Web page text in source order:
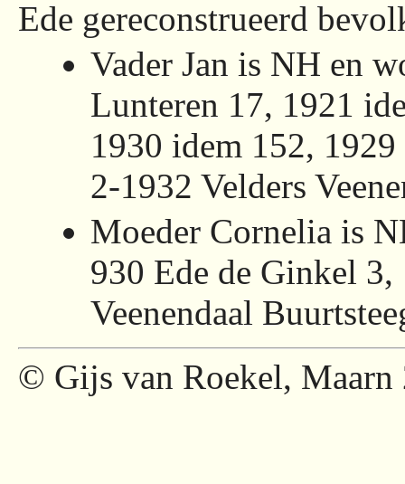
Ede gereconstrueerd
Vader Jan is NH en
Lunteren 17, 1921
1930 idem 152,
2-1932 Velders
Moeder Cornelia is
930 Ede de Ginkel
Veenendaal
© Gijs van Roekel, Maarn